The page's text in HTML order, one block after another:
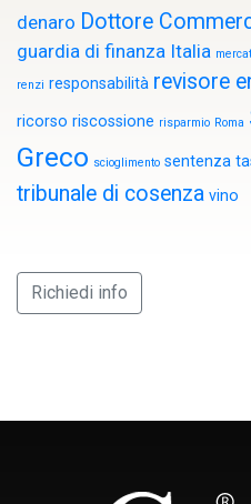
denaro Dottore
guardia di finanza Italia
renzi responsabilità revisore
ricorso riscossione risparmio Roma
Greco scioglimento sentenza
tribunale di cosenza vino
Richiedi info